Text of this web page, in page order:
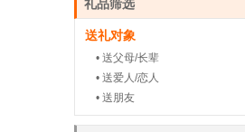
礼品筛选
送礼对象
• 送父母/长辈
• 送爱人/恋人
• 送朋友